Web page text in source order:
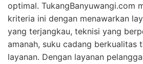
optimal. TukangBanyuwangi.com
kriteria ini dengan menawarkan
yang terjangkau, teknisi yang
amanah, suku cadang berkualitas
layanan. Dengan layanan